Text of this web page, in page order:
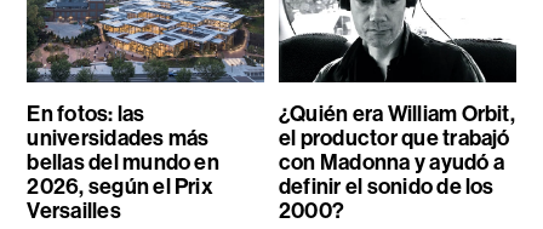
En fotos: las
universidades más
bellas del mundo en
2026, según el Prix
Versailles
¿Quién era William Orbit,
el productor que trabajó
con Madonna y ayudó a
definir el sonido de los
2000?